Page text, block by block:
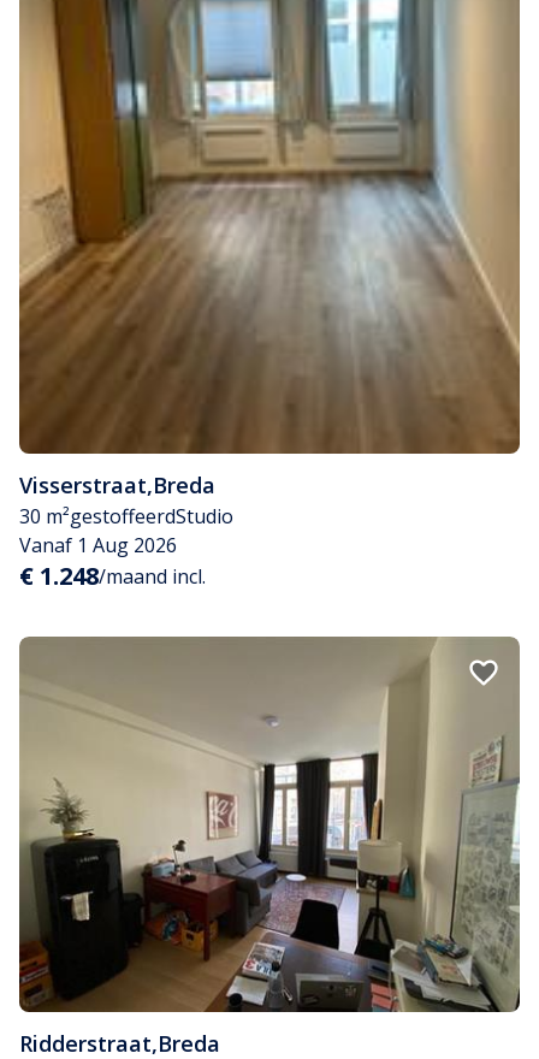
Visserstraat,Breda
30 m²gestoffeerdStudio
Vanaf 1 Aug 2026
€ 1.248/maand incl.
Ridderstraat,Breda